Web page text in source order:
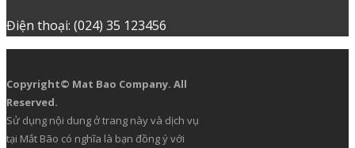
Điện thoại: (024) 35 123456
Copyright© Mat Bao Company. All
Reserved.
Sử dụng nội dung ở trang này và dịch vụ
tại Mắt Bão có nghĩa là bạn đồng ý với